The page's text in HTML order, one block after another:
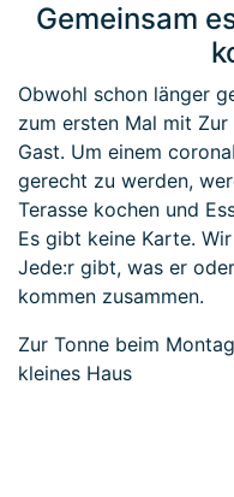
Gemeinsam
Obwohl schon länger
zum ersten Mal mit
Gast. Um einem
gerecht zu werden,
Terasse kochen und
Es gibt keine Karte.
Jede:r gibt, was er
kommen zusammen.
Zur Tonne beim
kleines Haus